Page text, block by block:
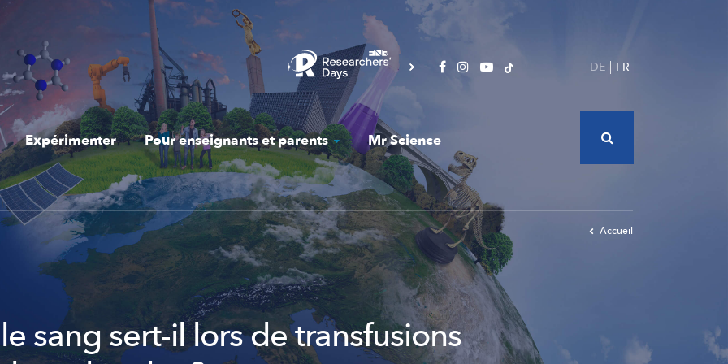
DE FR
Expérimenter Pour enseignants et parents Mr Science
Accueil
sang sert-il lors de transfusions